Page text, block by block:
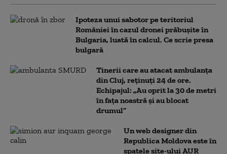
Ipoteza unui sabotor pe teritoriul
României în cazul dronei prăbușite în
Bulgaria, luată în calcul. Ce scrie presa
bulgară
Tinerii care au atacat ambulanța
din Cluj, reținuți 24 de ore.
Echipajul: „Au oprit la 30 de metri
în fața noastră și au blocat
drumul”
Un web designer din
Republica Moldova este în
spatele site-ului AUR